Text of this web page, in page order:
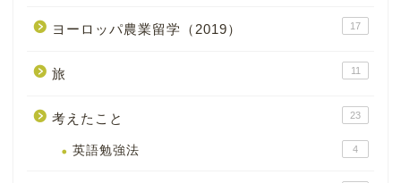
ヨーロッパ農業留学（2019） 17
旅 11
考えたこと 23
英語勉強法 4